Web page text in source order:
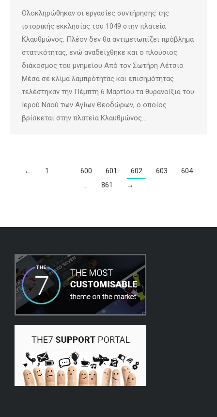
Ολοκληρώθηκαν οι εργασίες συντήρησης της
ιστορικής εκκλησίας του 1049 στην πλατεία
Κλαυθμώνος. Πλέον δεν θα αντιμετωπίζει πρόβλημα
στατικότητας, ενώ αναδείχθηκε και ο πλούσιος
διάκοσμος του μνημείου Από τον Σωτήρη Λέτσιο
Μέσα σε κλίμα λαμπρότητας και επισημότητας
τελέστηκαν την Πέμπτη 6 Μαρτίου τα θυρανοίξια του
Ιερού Ναού των Αγίων Θεοδώρων, ο οποίος
βρίσκεται στην πλατεία Κλαυθμώνος…
← 1 … 600 601 602 603
604
…
861 →